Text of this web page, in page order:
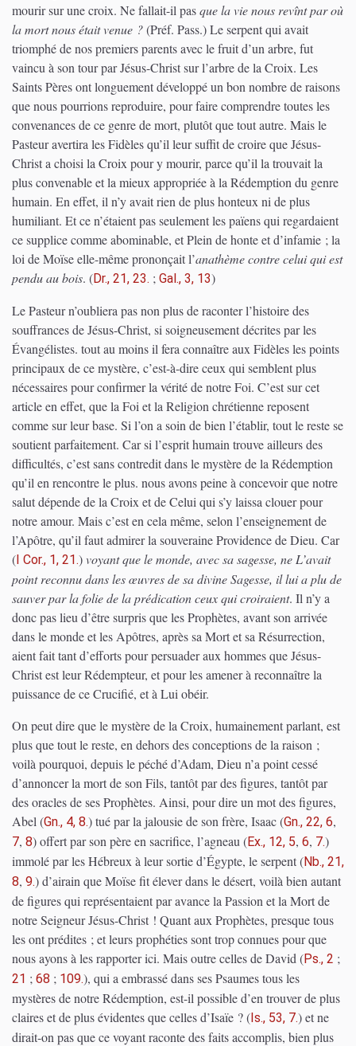
mourir sur une croix. Ne fallait-il pasque la vie nous revînt par où
la mort nous était venue ?(Préf. Pass.)Le serpent qui avait
triomphé de nos premiers parents avec le fruit d’un arbre, fut
vaincu à son tour par Jésus-Christ sur l’arbre de la Croix. Les
Saints Pères ont longuement développé un bon nombre de raisons
que nous pourrions reproduire, pour faire comprendre toutes les
convenances de ce genre de mort, plutôt que tout autre. Mais le
Pasteur avertira les Fidèles qu’il leur suffit de croire que Jésus-
Christ a choisi la Croix pour y mourir, parce qu’il la trouvait la
plus convenable et la mieux appropriée à la Rédemption du genre
humain. En effet, il n’y avait rien de plus honteux ni de plus
humiliant. Et ce n’étaient pas seulement les païens qui regardaient
ce supplice comme abominable, et Plein de honte et d’infamie ; la
loi de Moïse elle-même prononçait l’anathème contre celui qui est
pendu au bois. (Dr., 21, 23. ; Gal., 3, 13)
Le Pasteur n’oubliera pas non plus de raconter l’histoire des
souffrances de Jésus-Christ, si soigneusement décrites par les
Évangélistes. tout au moins il fera connaître aux Fidèles les points
principaux de ce mystère, c’est-à-dire ceux qui semblent plus
nécessaires pour confirmer la vérité de notre Foi. C’est sur cet
article en effet, que la Foi et la Religion chrétienne reposent
comme sur leur base. Si l’on a soin de bien l’établir, tout le reste se
soutient parfaitement. Car si l’esprit humain trouve ailleurs des
difficultés, c’est sans contredit dans le mystère de la Rédemption
qu’il en rencontre le plus. nous avons peine à concevoir que notre
salut dépende de la Croix et de Celui qui s’y laissa clouer pour
notre amour. Mais c’est en cela même, selon l’enseignement de
l’Apôtre, qu’il faut admirer la souveraine Providence de Dieu. Car
(I Cor., 1, 21.)voyant que le monde, avec sa sagesse, ne L’avait
point reconnu dans les œuvres de sa divine Sagesse, il lui a plu de
sauver par la folie de la prédication ceux qui croiraient. Il n’y a
donc pas lieu d’être surpris que les Prophètes, avant son arrivée
dans le monde et les Apôtres, après sa Mort et sa Résurrection,
aient fait tant d’efforts pour persuader aux hommes que Jésus-
Christ est leur Rédempteur, et pour les amener à reconnaître la
puissance de ce Crucifié, et à Lui obéir.
On peut dire que le mystère de la Croix, humainement parlant, est
plus que tout le reste, en dehors des conceptions de la raison ;
voilà pourquoi, depuis le péché d’Adam, Dieu n’a point cessé
d’annoncer la mort de son Fils, tantôt par des figures, tantôt par
des oracles de ses Prophètes. Ainsi, pour dire un mot des figures,
Abel (Gn., 4, 8.)tué par la jalousie de son frère, Isaac(Gn., 22, 6,
7, 8)offert par son père en sacrifice, l’agneau (Ex., 12, 5, 6, 7.)
immolé par les Hébreux à leur sortie d’Égypte, le serpent(Nb., 21,
8, 9.)d’airain que Moïse fit élever dans le désert, voilà bien autant
de figures qui représentaient par avance la Passion et la Mort de
notre Seigneur Jésus-Christ ! Quant aux Prophètes, presque tous
les ont prédites ; et leurs prophéties sont trop connues pour que
nous ayons à les rapporter ici. Mais outre celles de David (Ps., 2 ;
21 ; 68 ; 109.), qui a embrassé dans ses Psaumes tous les
mystères de notre Rédemption, est-il possible d’en trouver de plus
claires et de plus évidentes que celles d’Isaïe ?(Is., 53, 7.)et ne
dirait-on pas que ce voyant raconte des faits accomplis, bien plus